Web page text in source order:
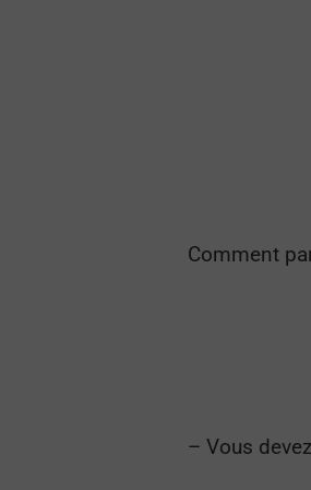
Comment
– Vous